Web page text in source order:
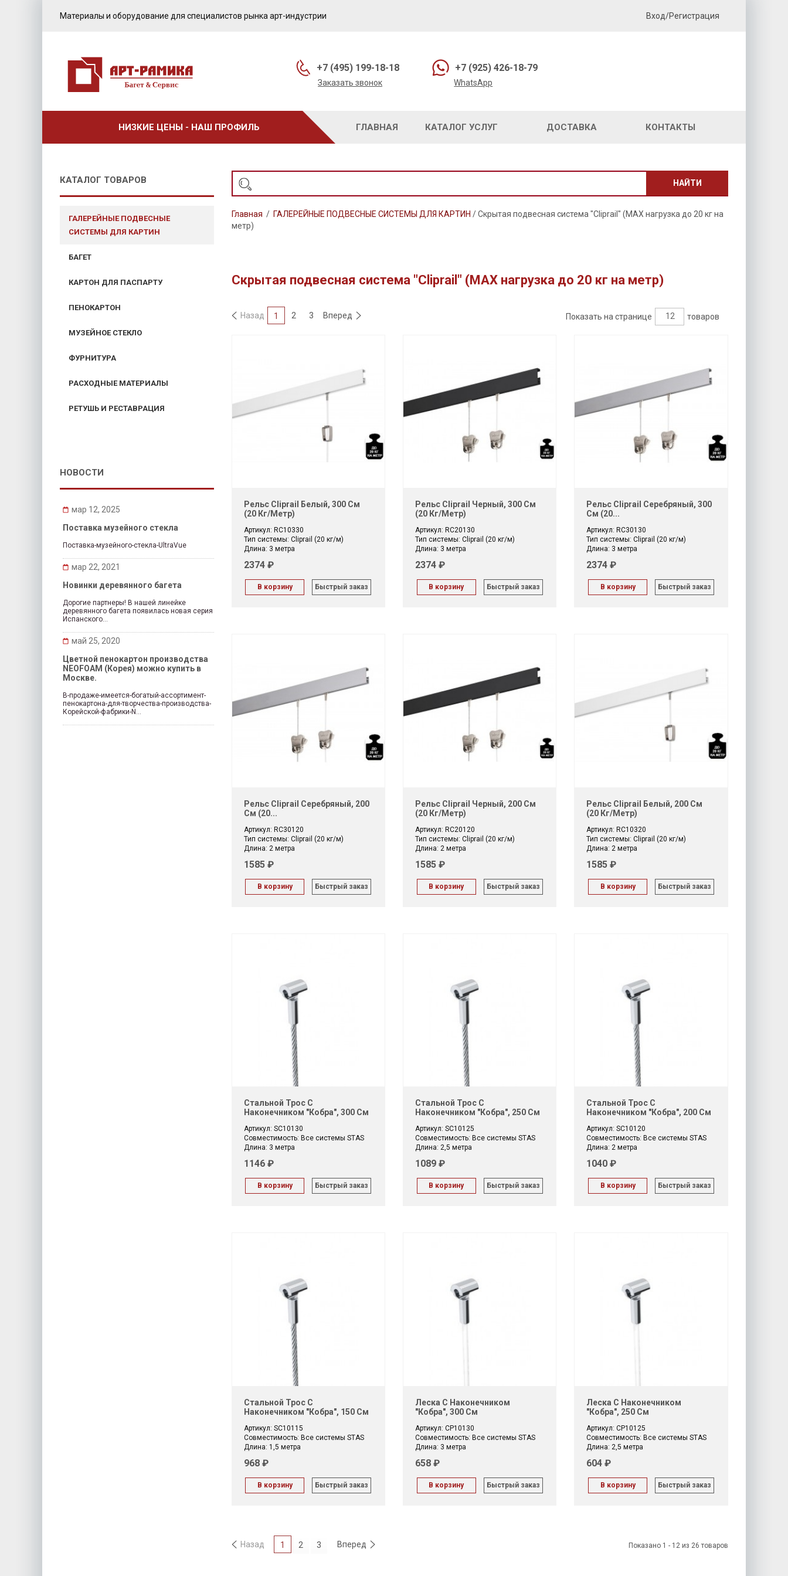
Материалы и оборудование для специалистов рынка арт-индустрии Вход/Регистрация
+7 (495) 199-18-18
Заказать звонок
+7 (925) 426-18-79
WhatsApp
НИЗКИЕ ЦЕНЫ - НАШ ПРОФИЛЬ ГЛАВНАЯ КАТАЛОГ УСЛУГ ДОСТАВКА КОНТАКТЫ
КАТАЛОГ ТОВАРОВ
ГАЛЕРЕЙНЫЕ ПОДВЕСНЫЕ
СИСТЕМЫ ДЛЯ КАРТИН
БАГЕТ
КАРТОН ДЛЯ ПАСПАРТУ
ПЕНОКАРТОН
МУЗЕЙНОЕ СТЕКЛО
ФУРНИТУРА
РАСХОДНЫЕ МАТЕРИАЛЫ
РЕТУШЬ И РЕСТАВРАЦИЯ
НОВОСТИ
мар 12, 2025
Поставка музейного стекла
Поставка-музейного-стекла-UltraVue
мар 22, 2021
Новинки деревянного багета
Дорогие партнеры! В нашей линейке
деревянного багета появилась новая серия
Испанского...
май 25, 2020
Цветной пенокартон производства
NEOFOAM (Корея) можно купить в
Москве.
В-продаже-имеется-богатый-ассортимент-
пенокартона-для-творчества-производства-
Корейской-фабрики-N...
НАЙТИ
Главная / ГАЛЕРЕЙНЫЕ ПОДВЕСНЫЕ СИСТЕМЫ ДЛЯ КАРТИН / Скрытая подвесная система "Cliprail" (MAX нагрузка до 20 кг на
метр)
Скрытая подвесная система "Cliprail" (MAX нагрузка до 20 кг на метр)
Назад 1 2 3 Вперед Показать на странице 12 товаров
Рельс Cliprail Белый, 300 См
(20 Кг/метр)
Артикул: RC10330
Тип системы: Cliprail (20 кг/м)
Длина: 3 метра
2374 ₽
В корзину Быстрый заказ
Рельс Cliprail Черный, 300 См
(20 Кг/метр)
Артикул: RC20130
Тип системы: Cliprail (20 кг/м)
Длина: 3 метра
2374 ₽
В корзину Быстрый заказ
Рельс Cliprail Серебряный, 300
См (20...
Артикул: RC30130
Тип системы: Cliprail (20 кг/м)
Длина: 3 метра
2374 ₽
В корзину Быстрый заказ
Рельс Cliprail Серебряный, 200
См (20...
Артикул: RC30120
Тип системы: Cliprail (20 кг/м)
Длина: 2 метра
1585 ₽
В корзину Быстрый заказ
Рельс Cliprail Черный, 200 См
(20 Кг/метр)
Артикул: RC20120
Тип системы: Cliprail (20 кг/м)
Длина: 2 метра
1585 ₽
В корзину Быстрый заказ
Рельс Cliprail Белый, 200 См
(20 Кг/метр)
Артикул: RC10320
Тип системы: Cliprail (20 кг/м)
Длина: 2 метра
1585 ₽
В корзину Быстрый заказ
Стальной Трос С
Наконечником "Кобра", 300 См
Артикул: SC10130
Совместимость: Все системы STAS
Длина: 3 метра
1146 ₽
В корзину Быстрый заказ
Стальной Трос С
Наконечником "Кобра", 250 См
Артикул: SC10125
Совместимость: Все системы STAS
Длина: 2,5 метра
1089 ₽
В корзину Быстрый заказ
Стальной Трос С
Наконечником "Кобра", 200 См
Артикул: SC10120
Совместимость: Все системы STAS
Длина: 2 метра
1040 ₽
В корзину Быстрый заказ
Стальной Трос С
Наконечником "Кобра", 150 См
Артикул: SC10115
Совместимость: Все системы STAS
Длина: 1,5 метра
968 ₽
В корзину Быстрый заказ
Леска С Наконечником
"кобра", 300 См
Артикул: CP10130
Совместимость: Все системы STAS
Длина: 3 метра
658 ₽
В корзину Быстрый заказ
Леска С Наконечником
"кобра", 250 См
Артикул: CP10125
Совместимость: Все системы STAS
Длина: 2,5 метра
604 ₽
В корзину Быстрый заказ
Назад 1 2 3 Вперед Показано 1 - 12 из 26 товаров